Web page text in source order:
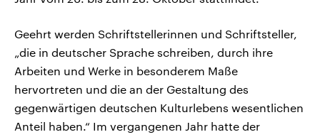
Geehrt werden Schriftstellerinnen und Schriftsteller,
„die in deutscher Sprache schreiben, durch ihre
Arbeiten und Werke in besonderem Maße
hervortreten und die an der Gestaltung des
gegenwärtigen deutschen Kulturlebens wesentlichen
Anteil haben.“ Im vergangenen Jahr hatte der